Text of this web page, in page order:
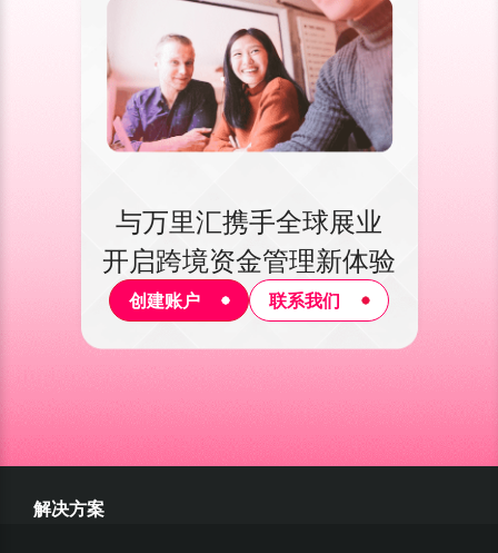
与万里汇携手全球展业
开启跨境资金管理新体验
创建账户 联系我们
解决方案